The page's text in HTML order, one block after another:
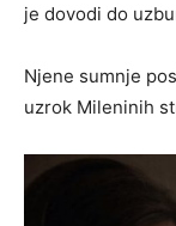
je dovodi do
Njene sumnje
uzrok Mileninih